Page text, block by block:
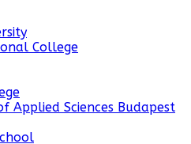
College
Applied Sciences Budapest